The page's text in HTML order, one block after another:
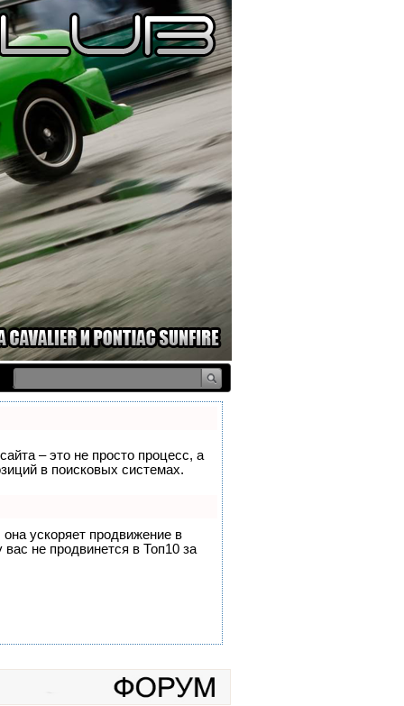
– это не просто процесс, а
в поисковых системах.
она ускоряет продвижение в
не продвинется в Топ10 за